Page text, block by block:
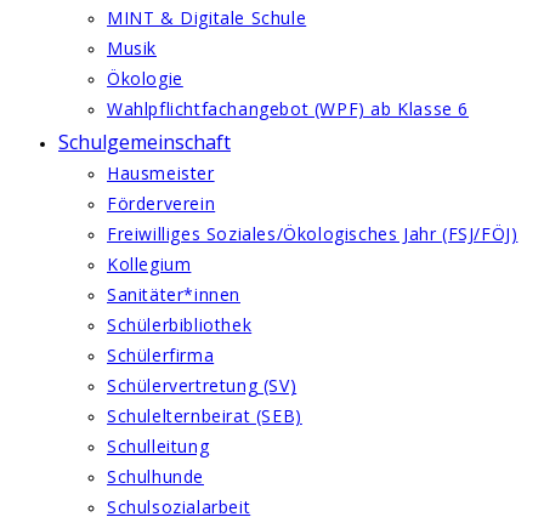
MINT & Digitale Schule
Musik
Ökologie
Wahlpflichtfachangebot (WPF) ab Klasse 6
Schulgemeinschaft
Hausmeister
Förderverein
Freiwilliges Soziales/Ökologisches Jahr (FSJ/FÖJ)
Kollegium
Sanitäter*innen
Schülerbibliothek
Schülerfirma
Schülervertretung (SV)
Schulelternbeirat (SEB)
Schulleitung
Schulhunde
Schulsozialarbeit